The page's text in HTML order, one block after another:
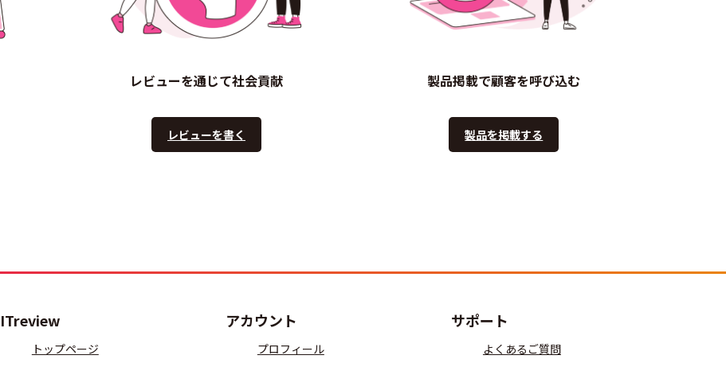
レビューを通じて社会貢献
レビューを書く
製品掲載で顧客を呼び込む
製品を掲載する
ITreview
トップページ
アカウント
プロフィール
サポート
よくあるご質問